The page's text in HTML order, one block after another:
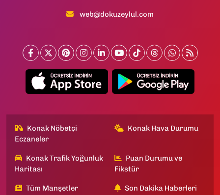
web@dokuzeylul.com
Konak Nöbetçi
Eczaneler
Konak Hava Durumu
Konak Trafik Yoğunluk
Haritası
Puan Durumu ve
Fikstür
Tüm Manşetler Son Dakika Haberleri